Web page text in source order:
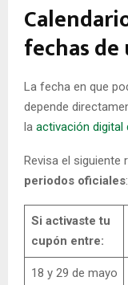
fechas de
La fecha en que
depende
la activación digital
Revisa el
periodos oficiales:
Si activaste tu
cupón entre:
18 y 29 de mayo